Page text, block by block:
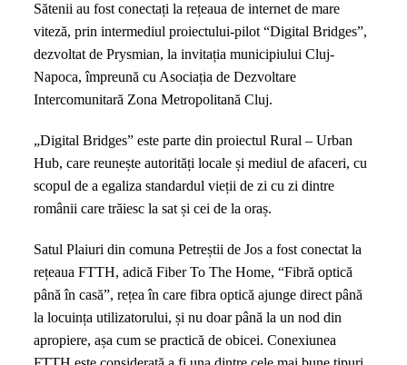
de
mare
viteză.
Satul
Cluj,
cel
mai
Sătenii au fost conectați la rețeaua de internet de mare
viteză, prin intermediul proiectului-pilot “Digital Bridges”,
dezvoltat de Prysmian, la invitația municipiului Cluj-
Napoca, împreună cu Asociația de Dezvoltare
Intercomunitară Zona Metropolitană Cluj.
„Digital Bridges” este parte din proiectul Rural – Urban
Hub, care reunește autorități locale și mediul de afaceri, cu
scopul de a egaliza standardul vieții de zi cu zi dintre
românii care trăiesc la sat și cei de la oraș.
Satul Plaiuri din comuna Petreștii de Jos a fost conectat la
rețeaua FTTH, adică Fiber To The Home, “Fibră optică
până în casă”, rețea în care fibra optică ajunge direct până
la locuința utilizatorului, și nu doar până la un nod din
apropiere, așa cum se practică de obicei. Conexiunea